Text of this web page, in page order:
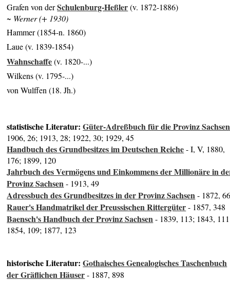
Grafen von derSchulenburg-Heßler(v. 1872-1886)
~ Werner (+ 1930)
Hammer (1854-n. 1860)
Laue (v. 1839-1854)
Wahnschaffe(v. 1820-...)
Wilkens (v. 1795-...)
von Wulffen (18. Jh.)
statistische Literatur:Güter-Adreßbuch für die Provinz Sachsen
1906, 26; 1913, 28; 1922, 30; 1929, 45
Handbuch des Grundbesitzes im Deutschen Reiche- I, V, 1880,
176; 1899, 120
Jahrbuch des Vermögens und Einkommens der Millionäre in
Provinz Sachsen- 1913, 49
Adressbuch des Grundbesitzes in der Provinz Sachsen- 1872,
Rauer's Handmatrikel der Preussischen Rittergüter- 1857, 348
Baensch's Handbuch der Provinz Sachsen- 1839, 113; 1843,
1854, 109; 1877, 123
historische Literatur:Gothaisches Genealogisches Taschenbuch
der Gräflichen Häuser- 1887, 898